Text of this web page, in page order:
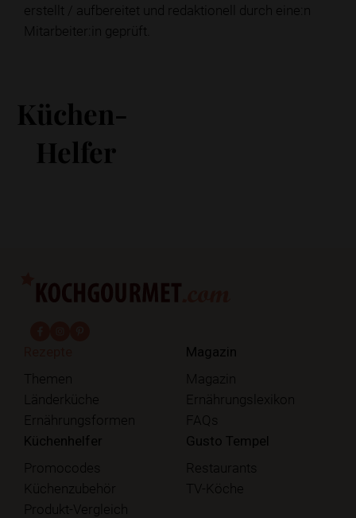
erstellt / aufbereitet und redaktionell durch eine:n
Mitarbeiter:in geprüft.
Küchen-
Helfer
Themen
Länderküche
Ernährungsformen
Magazin
Magazin
Ernährungslexikon
FAQs
Küchenhelfer
Promocodes
Küchenzubehör
Produkt-Vergleich
Gusto Tempel
Restaurants
TV-Köche